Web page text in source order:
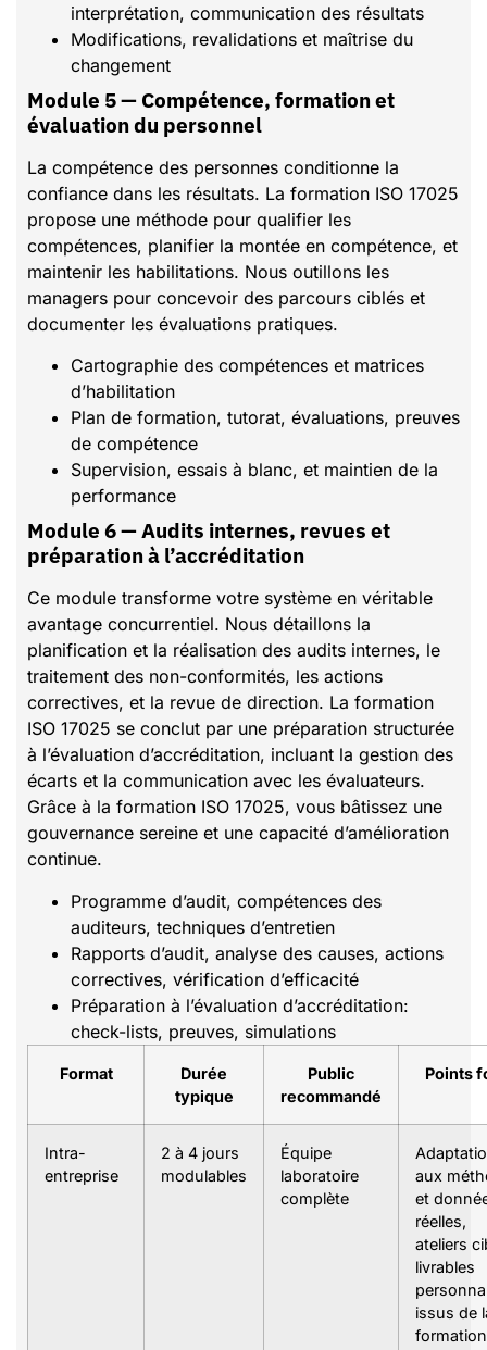
interprétation, communication des résultats
Modifications, revalidations et maîtrise du
changement
Module 5 — Compétence, formation et
évaluation du personnel
La compétence des personnes conditionne la
confiance dans les résultats. La formation ISO 17025
propose une méthode pour qualifier les
compétences, planifier la montée en compétence, et
maintenir les habilitations. Nous outillons les
managers pour concevoir des parcours ciblés et
documenter les évaluations pratiques.
Cartographie des compétences et matrices
d’habilitation
Plan de formation, tutorat, évaluations, preuves
de compétence
Supervision, essais à blanc, et maintien de la
performance
Module 6 — Audits internes, revues et
préparation à l’accréditation
Ce module transforme votre système en véritable
avantage concurrentiel. Nous détaillons la
planification et la réalisation des audits internes, le
traitement des non-conformités, les actions
correctives, et la revue de direction. La formation
ISO 17025 se conclut par une préparation structurée
à l’évaluation d’accréditation, incluant la gestion des
écarts et la communication avec les évaluateurs.
Grâce à la formation ISO 17025, vous bâtissez une
gouvernance sereine et une capacité d’amélioration
continue.
Programme d’audit, compétences des
auditeurs, techniques d’entretien
Rapports d’audit, analyse des causes, actions
correctives, vérification d’efficacité
Préparation à l’évaluation d’accréditation:
check-lists, preuves, simulations
Format
Durée
typique
Public
recommandé
Points
Intra-
entreprise
2 à 4 jours
modulables
Équipe
laboratoire
complète
aux
et
réelles,
ateliers
livrables
issus de